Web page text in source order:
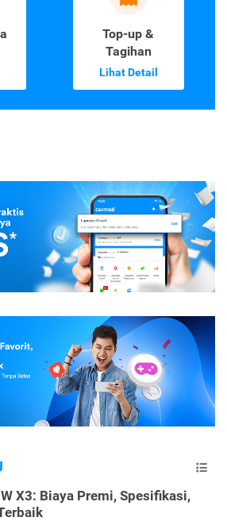
Top-up &
Tagihan
Lihat Detail
X3: Biaya Premi, Spesifikasi,